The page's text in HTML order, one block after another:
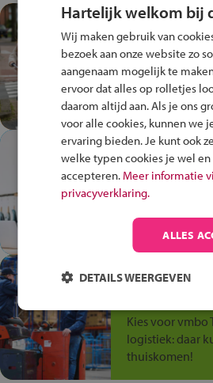
Test je
Fiets Veilig
Speel het Fiets
en win een
In de
plek!
Ontdek via het
op de
anders is!
Jouw talent
Kies voor vmbo
logistiek: daar
thuiskomen!
Hartelijk welkom bij
Wij maken gebruik van
bezoek aan onze website zo
aangenaam mogelijk te
ervoor dat alles op rolletjes
daarom altijd aan. Als je ons
voor alle cookies, kunnen we
ervaring bieden. Je kunt ook
welke typen cookies je wel
accepteren. Meer informatie
privacyverklaring.
ALLES
DETAILS WEERGEVEN